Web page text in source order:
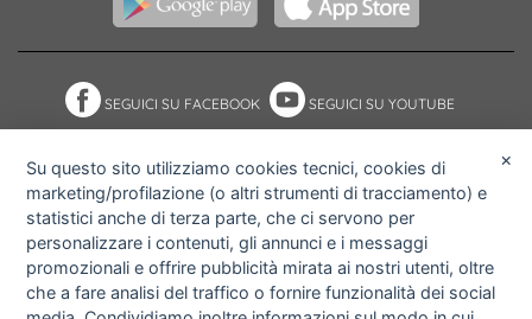
SEGUICI SU FACEBOOK SEGUICI SU YOUTUBE
NOTE ACCESSIBILITÀ
ACCESS KEY
MAPPA DEL SITO
PRIVACY POLICY
COOKIE POLICY
IMPOSTAZIONI PRIVACY E
COOKIE
Su questo sito utilizziamo cookies tecnici, cookies di
marketing/profilazione (o altri strumenti di tracciamento) e
statistici anche di terza parte, che ci servono per
personalizzare i contenuti, gli annunci e i messaggi
promozionali e offrire pubblicità mirata ai nostri utenti, oltre
che a fare analisi del traffico o fornire funzionalità dei social
×